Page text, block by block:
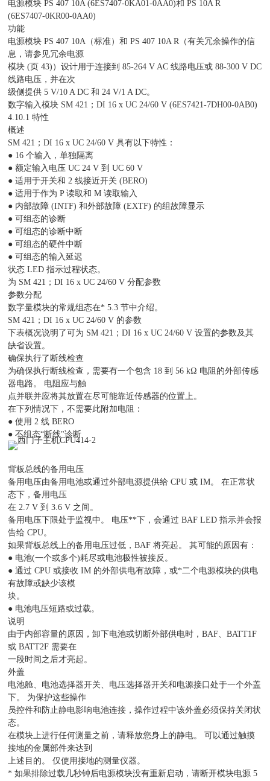
电源模块 PS 407 10A (6ES7407-0KA01-0AA0)和 PS 10A R
(6ES7407-0KR00-0AA0)
功能
电源模块 PS 407 10A（标准）和 PS 407 10A R（有关冗余操作的信
息，请参见冗余电源
模块 (页 43)）设计用于连接到 85-264 V AC 线路电压或 88-300 V DC
线路电压，并在次
级侧提供 5 V/10 A DC 和 24 V/1 A DC。
数字输入模块 SM 421；DI 16 x UC 24/60 V (6ES7421-7DH00-0AB0)
4.10.1 特性
概述
SM 421；DI 16 x UC 24/60 V 具有以下特性：
● 16 个输入，单独隔离
● 额定输入电压 UC 24 V 到 UC 60 V
● 适用于开关和 2 线接近开关 (BERO)
● 适用于作为 P 读取和 M 读取输入
● 内部故障 (INTF) 和外部故障 (EXTF) 的组故障显示
● 可组态的诊断
● 可组态的诊断中断
● 可组态的硬件中断
● 可组态的输入延迟
状态 LED 指示过程状态。
为 SM 421；DI 16 x UC 24/60 V 分配参数
参数分配
数字量模块的常规组态在* 5.3 节中介绍。
SM 421；DI 16 x UC 24/60 V 的参数
下表概况说明了可为 SM 421；DI 16 x UC 24/60 V 设置的参数及其
缺省设置。
确保执行了断线检查
为确保执行断线检查，需要有一个包含 18 到 56 kΩ 电阻的外部传感
器电路。 电阻应与触
点并联并应将其放置在尽可能靠近传感器的位置上。
在下列情况下，不需要此附加电阻：
● 使用 2 线 BERO
● 不组态“断线"诊断
背板总线的备用电压
备用电压由备用电池或通过外部电源提供给 CPU 或 IM。 在正常状
态下，备用电压
在 2.7 V 到 3.6 V 之间。
备用电压下限处于监视中。 电压**下，会通过 BAF LED 指示并会报
告给 CPU。
如果背板总线上的备用电压过低，BAF 将亮起。 其可能的原因有：
● 电池(一个或多个)耗尽或电池极性被接反。
● 通过 CPU 或接收 IM 的外部供电有故障，或*二个电源模块的供电
有故障或缺少该模
块。
● 电池电压短路或过载。
说明
由于内部容量的原因，卸下电池或切断外部供电时，BAF、BATT1F
或 BATT2F 需要在
一段时间之后才亮起。
外盖
电池舱、电池选择器开关、电压选择器开关和电源接口处于一个外盖
下。 为保护这些操作
员控件和防止静电影响电池连接，操作过程中该外盖必须保持关闭状
态。
在模块上进行任何测量之前，请释放您身上的静电。 可以通过触摸
接地的金属部件来达到
上述目的。 仅使用接地的测量仪器。
* 如果排除过载几秒钟后电源模块没有重新启动，请断开模块电源 5